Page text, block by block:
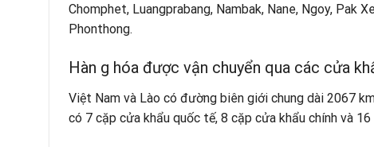
Chomphet, Luangprabang, Nambak, Nane, Ngoy, Pak
Phonthong.
Hàn g hóa được vận chuyển qua các cửa
Việt Nam và Lào có đường biên giới chung dài 2067
có 7 cặp cửa khẩu quốc tế, 8 cặp cửa khẩu chính và